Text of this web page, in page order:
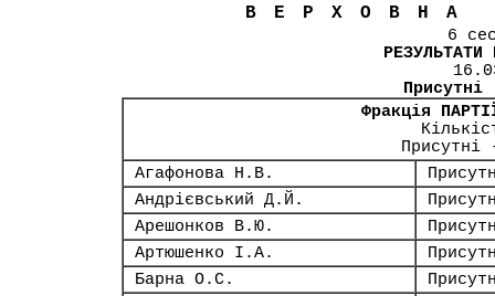
6
РЕЗУЛЬТАТИ
Фракція
Агафонова Н.В.
Андрієвський Д.Й.
Арешонков В.Ю.
Артюшенко І.А.
Барна О.С.